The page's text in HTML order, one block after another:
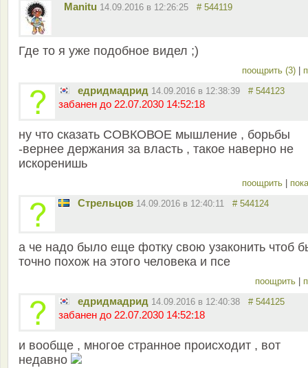
Manitu 14.09.2016 в 12:26:25 # 544119
Где то я уже подобное видел ;)
поощрить (3)
едридмадрид 14.09.2016 в 12:38:39 # 544123
забанен до 22.07.2030 14:52:18
ну что сказать СОВКОВОЕ мышление , борьбы
-вернее держания за власть , такое наверно не
искоренишь
поощрить
Стрельцов 14.09.2016 в 12:40:11 # 544124
а че надо было еще фотку свою узаконить чтоб
точно похож на этого человека и псе
поощрить
едридмадрид 14.09.2016 в 12:40:38 # 544125
забанен до 22.07.2030 14:52:18
и вообще , многое странное происходит , вот
недавно